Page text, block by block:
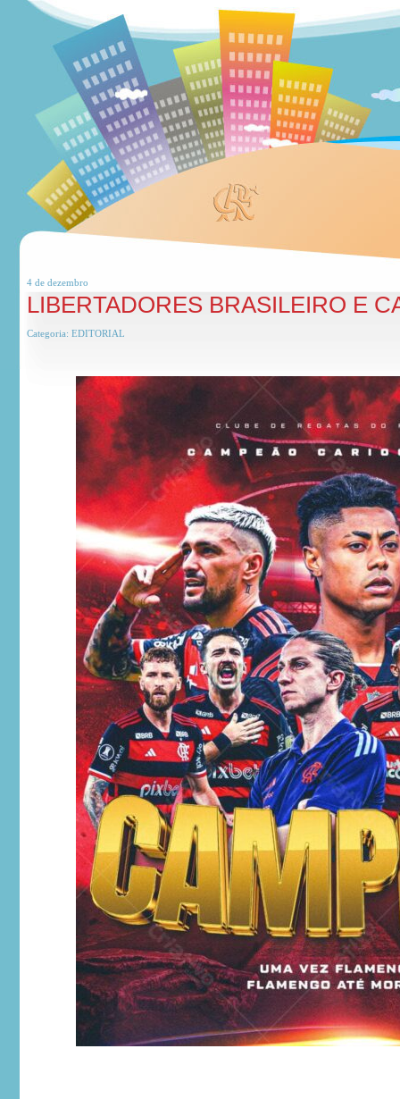
4 de dezembro
LIBERTADORES BRASILEIRO E
Categoria: EDITORIAL